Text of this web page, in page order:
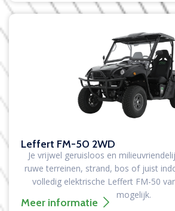
Leffert FM-50 2WD
Je vrijwel geruisloos en
ruwe terreinen, strand, bos of juist
volledig elektrische Leffert FM-50
mogelijk.
Meer informatie